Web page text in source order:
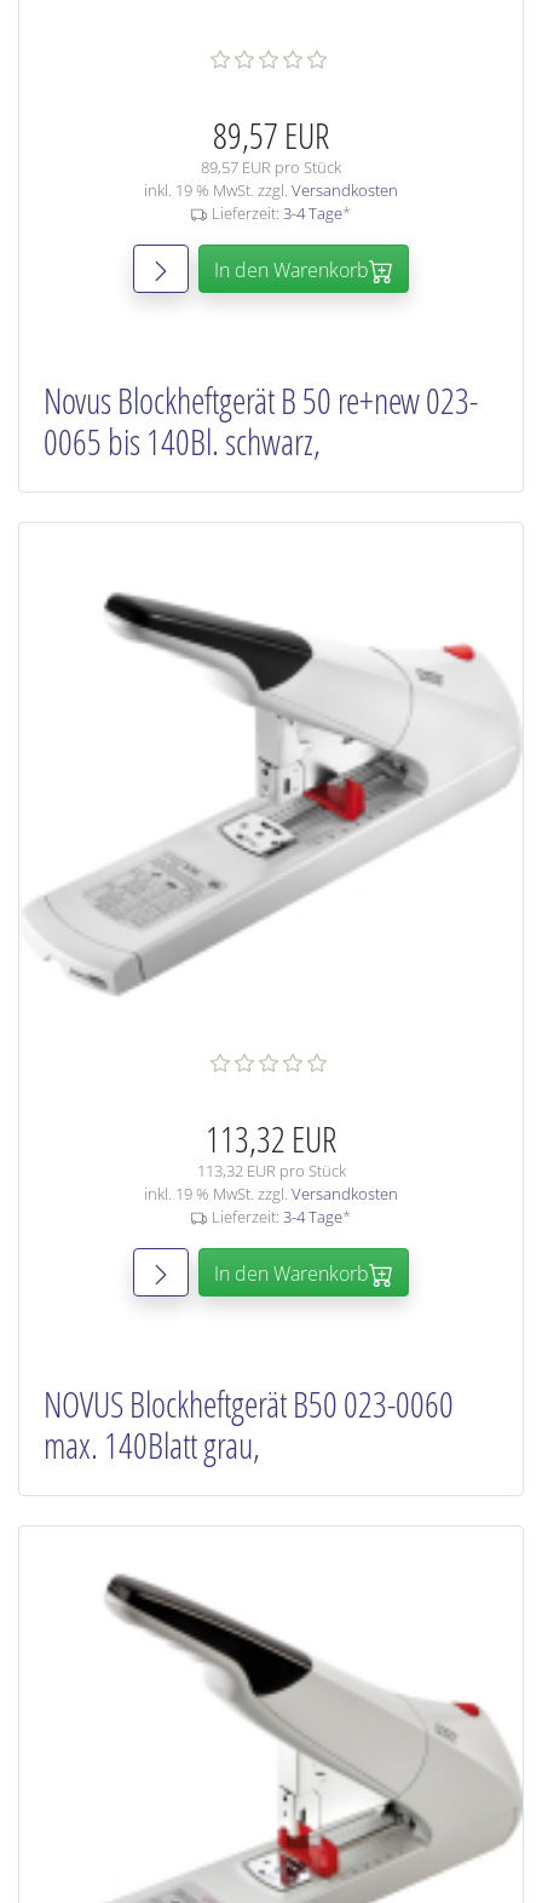
89,57 EUR
89,57 EUR pro Stück
inkl. 19 % MwSt. zzgl. Versandkosten
Lieferzeit: 3-4 Tage*
In den Warenkorb
Novus Blockheftgerät B 50 re+new 023-
0065 bis 140Bl. schwarz,
113,32 EUR
113,32 EUR pro Stück
inkl. 19 % MwSt. zzgl. Versandkosten
Lieferzeit: 3-4 Tage*
In den Warenkorb
NOVUS Blockheftgerät B50 023-0060
max. 140Blatt grau,